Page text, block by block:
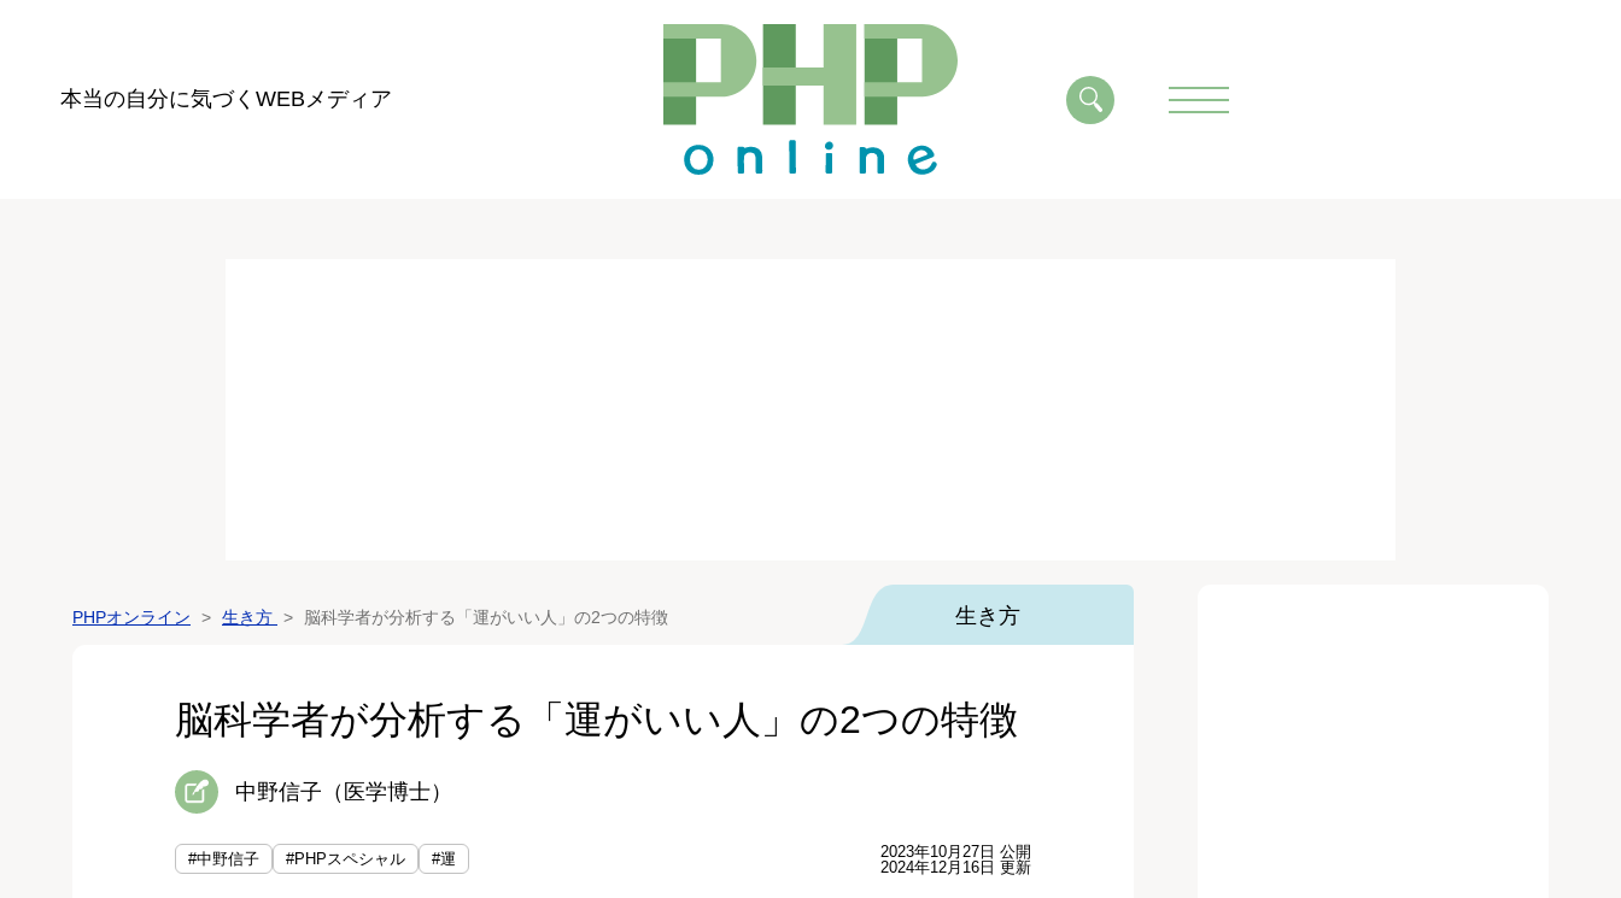
本当の自分に気づく WEBメディア
PHPオンライン 生き方 脳科学者が分析する「運がいい人」の2つの特徴 生き方
脳科学者が分析する「運がいい人」の2つの特徴
中野信子（医学博士）
#中野信子 #PHPスペシャル #運
2023年10月27日 公開
2024年12月16日 更新